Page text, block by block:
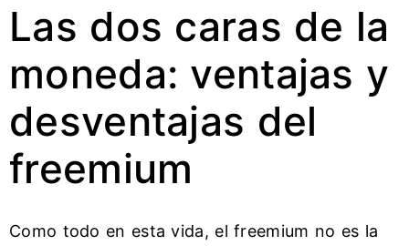
Las dos caras de la
moneda: ventajas y
desventajas del
freemium
Como todo en esta vida, el freemium no es la